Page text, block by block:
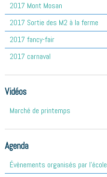
2017 Mont Mosan
2017 Sortie des M2 à la ferme
2017 fancy-fair
2017 carnaval
Vidéos
Marché de printemps
Agenda
Évènements organisés par l'école